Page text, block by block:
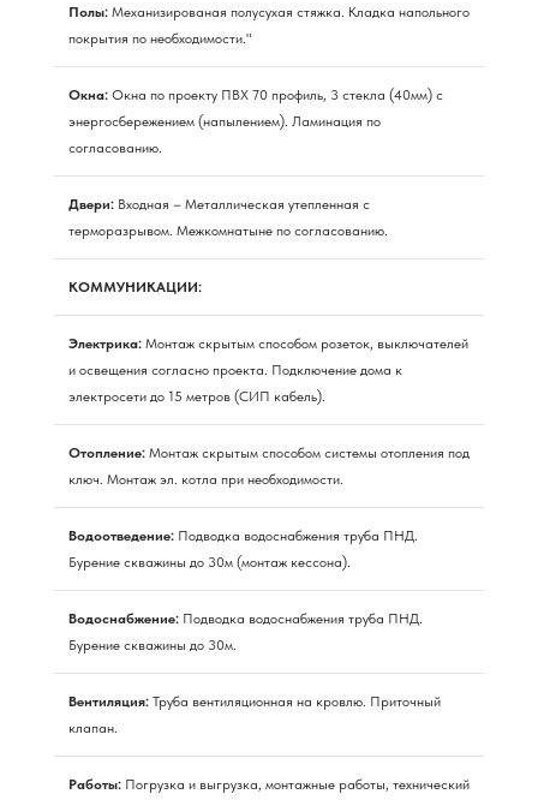
Полы: Механизированая полусухая стяжка. Кладка напольного
покрытия по необходимости."
Окна: Окна по проекту ПВХ 70 профиль, 3 стекла (40мм) с
энергосбережением (напылением). Ламинация по
согласованию.
Двери: Входная – Металлическая утепленная с
терморазрывом. Межкомнатыне по согласованию.
КОММУНИКАЦИИ:
Электрика: Монтаж скрытым способом розеток, выключателей
и освещения согласно проекта. Подключение дома к
электросети до 15 метров (СИП кабель).
Отопление: Монтаж скрытым способом системы отопления под
ключ. Монтаж эл. котла при необходимости.
Водоотведение: Подводка водоснабжения труба ПНД.
Бурение скважины до 30м (монтаж кессона).
Водоснабжение: Подводка водоснабжения труба ПНД.
Бурение скважины до 30м.
Вентиляция: Труба вентиляционная на кровлю. Приточный
клапан.
Работы: Погрузка и выгрузка, монтажные работы, технический